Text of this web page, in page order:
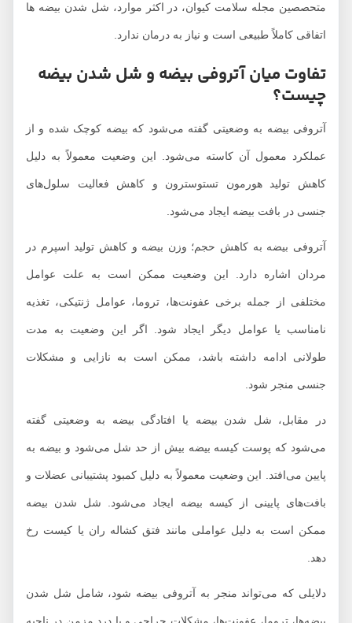
متحصصین مجله سلامت کیوان، در اکثر موارد، شل شدن بیضه ها
اتفاقی کاملاً طبیعی است و نیاز به درمان ندارد.
تفاوت میان آتروفی بیضه و شل شدن بیضه
چیست؟
آتروفی بیضه به وضعیتی گفته می‌شود که بیضه کوچک شده و از
عملکرد معمول آن کاسته می‌شود. این وضعیت معمولاً به دلیل
کاهش تولید هورمون تستوسترون و کاهش فعالیت سلول‌های
جنسی در بافت بیضه ایجاد می‌شود.
آتروفی بیضه به کاهش حجم؛ وزن بیضه و کاهش تولید اسپرم در
مردان اشاره دارد. این وضعیت ممکن است به علت عوامل
مختلفی از جمله برخی عفونت‌ها، تروما، عوامل ژنتیکی، تغذیه
نامناسب یا عوامل دیگر ایجاد شود. اگر این وضعیت به مدت
طولانی ادامه داشته باشد، ممکن است به نازایی و مشکلات
جنسی منجر شود.
در مقابل، شل شدن بیضه یا افتادگی بیضه به وضعیتی گفته
می‌شود که پوست کیسه بیضه بیش از حد شل می‌شود و بیضه به
پایین می‌افتد. این وضعیت معمولاً به دلیل کمبود پشتیبانی عضلات و
بافت‌های پایینی از کیسه بیضه ایجاد می‌شود. شل شدن بیضه
ممکن است به دلیل عواملی مانند فتق کشاله ران یا کیست رخ
دلایلی که می‌تواند منجر به آتروفی بیضه شود، شامل شل شدن